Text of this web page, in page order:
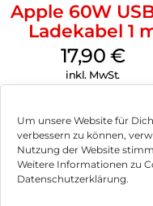
Um unsere Website für
verbessern zu können,
Nutzung der Website
Weitere Informationen zu
Datenschutzerklärung.
Apple 60W
Ladekabel 1
Weiß
17,90 €
inkl. MwSt.
Impressum